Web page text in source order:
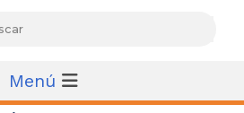
Menú